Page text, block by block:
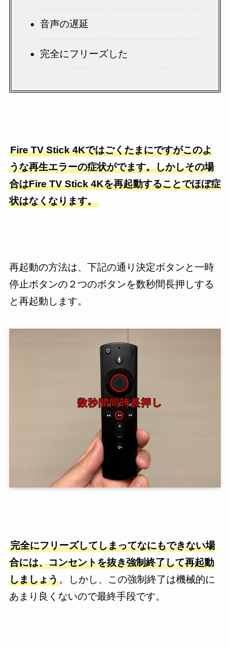
音声の遅延
完全にフリーズした
Fire TV Stick4Kではごくたまにですがこのよ
うな再生エラーの症状がでます。しかしその場
合はFire TV Stick4Kを再起動することでほぼ症
状はなくなります。
再起動の方法は、下記の通り決定ボタンと一時
停止ボタンの２つのボタンを数秒間長押しする
と再起動します。
完全にフリーズしてしまってなにもできない場
合には、コンセントを抜き強制終了して再起動
しましょう。しかし、この強制終了は機械的に
あまり良くないので最終手段です。